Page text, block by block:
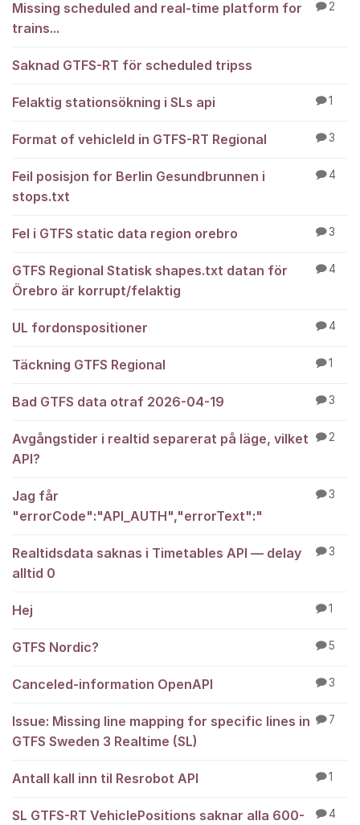
Missing scheduled and real-time platform for
trains...
2
Saknad GTFS-RT för scheduled tripss
Felaktig stationsökning i SLs api 1
Format of vehicleId in GTFS-RT Regional 3
Feil posisjon for Berlin Gesundbrunnen i
stops.txt
4
Fel i GTFS static data region orebro 3
GTFS Regional Statisk shapes.txt datan för
Örebro är korrupt/felaktig
4
UL fordonspositioner 4
Täckning GTFS Regional 1
Bad GTFS data otraf 2026-04-19 3
Avgångstider i realtid separerat på läge, vilket
API?
2
Jag får
"errorCode":"API_AUTH","errorText":"
3
Realtidsdata saknas i Timetables API — delay
alltid 0
3
Hej 1
GTFS Nordic? 5
Canceled-information OpenAPI 3
Issue: Missing line mapping for specific lines in
GTFS Sweden 3 Realtime (SL)
7
Antall kall inn til Resrobot API 1
SL GTFS-RT VehiclePositions saknar alla 600-
4